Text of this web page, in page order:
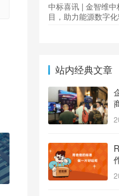
中标喜讯 | 金智维
目，助力能源数字
站内经典文章